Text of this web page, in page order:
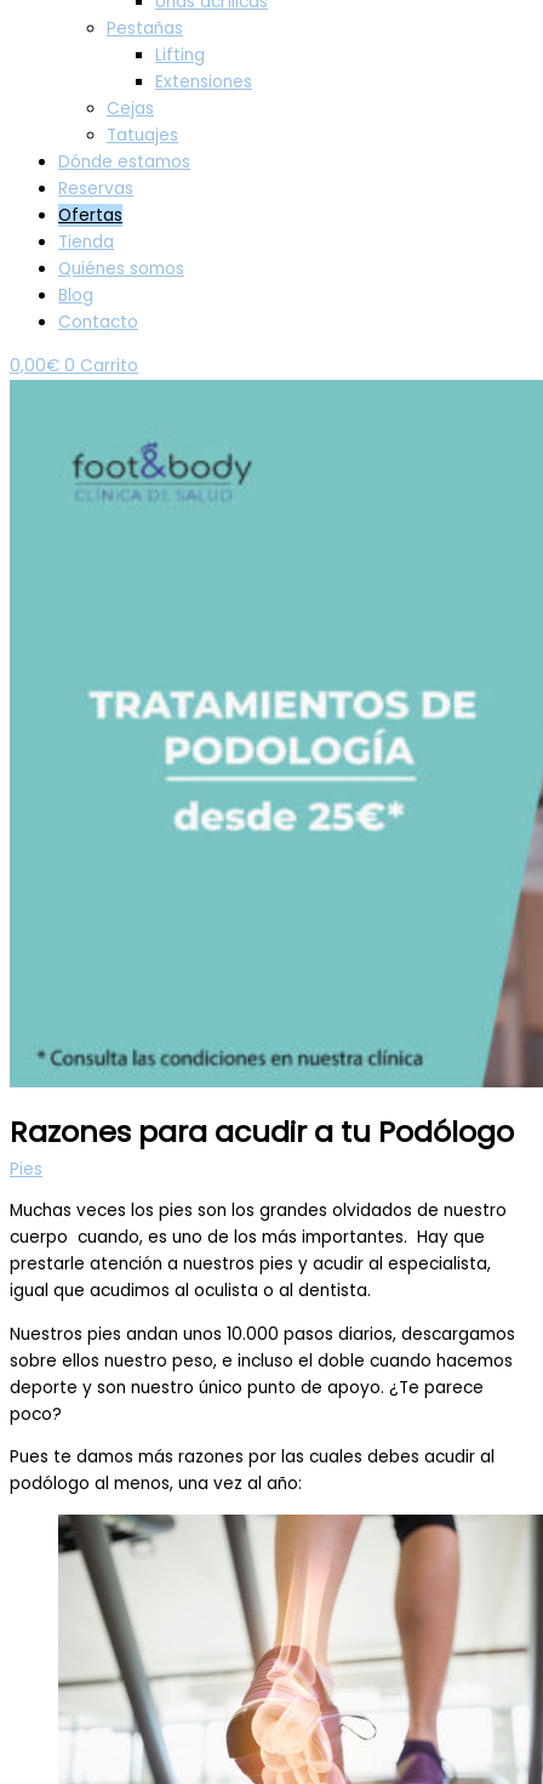
Pestañas
Lifting
Extensiones
Cejas
Tatuajes
Dónde estamos
Reservas
Ofertas
Tienda
Quiénes somos
Blog
Contacto
0,00€ 0 Carrito
Razones para acudir a tu Podólogo
Pies
Muchas veces los pies son los grandes olvidados de nuestro
cuerpo cuando, es uno de los más importantes. Hay que
prestarle atención a nuestros pies y acudir al especialista,
igual que acudimos al oculista o al dentista.
Nuestros pies andan unos 10.000 pasos diarios, descargamos
sobre ellos nuestro peso, e incluso el doble cuando hacemos
deporte y son nuestro único punto de apoyo. ¿Te parece
poco?
Pues te damos más razones por las cuales debes acudir al
podólogo al menos, una vez al año: